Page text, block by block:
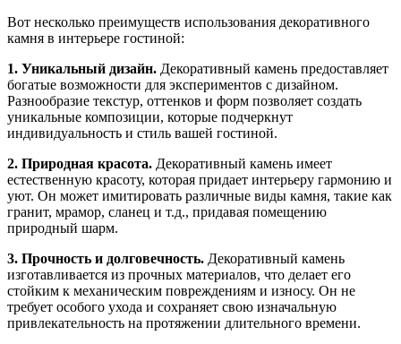
Вот несколько преимуществ использования декоративного
камня в интерьере гостиной:
1. Уникальный дизайн. Декоративный камень предоставляет
богатые возможности для экспериментов с дизайном.
Разнообразие текстур, оттенков и форм позволяет создать
уникальные композиции, которые подчеркнут
индивидуальность и стиль вашей гостиной.
2. Природная красота. Декоративный камень имеет
естественную красоту, которая придает интерьеру гармонию и
уют. Он может имитировать различные виды камня, такие как
гранит, мрамор, сланец и т.д., придавая помещению
природный шарм.
3. Прочность и долговечность. Декоративный камень
изготавливается из прочных материалов, что делает его
стойким к механическим повреждениям и износу. Он не
требует особого ухода и сохраняет свою изначальную
привлекательность на протяжении длительного времени.